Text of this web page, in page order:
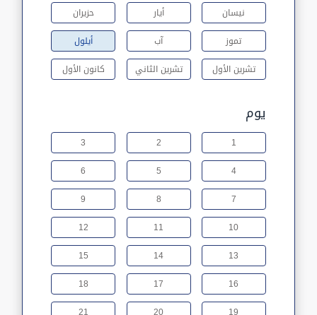
نيسان
أيار
حزيران
تموز
آب
أيلول
تشرين الأول
تشرين الثاني كانون الأول
يوم
1
2
3
4
5
6
7
8
9
10
11
12
13
14
15
16
17
18